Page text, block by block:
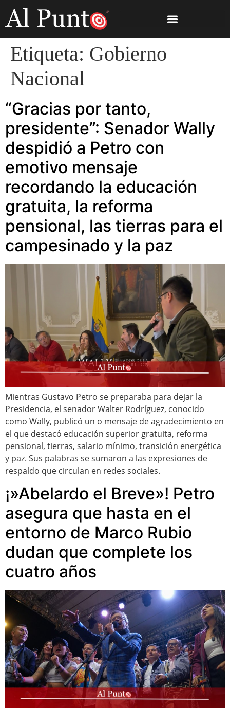
Etiqueta: Gobierno
Nacional
“Gracias por tanto,
presidente”: Senador Wally
despidió a Petro con
emotivo mensaje
recordando la educación
gratuita, la reforma
pensional, las tierras para el
campesinado y la paz
Mientras Gustavo Petro se preparaba para dejar la
Presidencia, el senador Walter Rodríguez, conocido
como Wally, publicó un o mensaje de agradecimiento en
el que destacó educación superior gratuita, reforma
pensional, tierras, salario mínimo, transición energética
y paz. Sus palabras se sumaron a las expresiones de
respaldo que circulan en redes sociales.
¡»Abelardo el Breve»! Petro
asegura que hasta en el
entorno de Marco Rubio
dudan que complete los
cuatro años